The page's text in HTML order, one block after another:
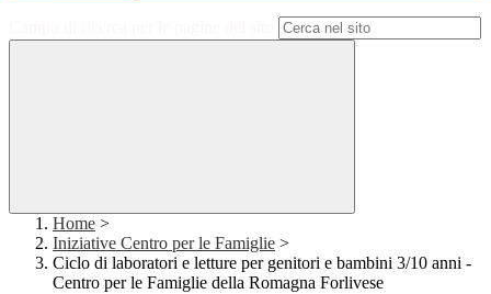
Home >
Iniziative Centro per le Famiglie >
Ciclo di laboratori e letture per genitori e ​bambini 3/10 anni -
Centro per le Famiglie della Romagna Forlivese